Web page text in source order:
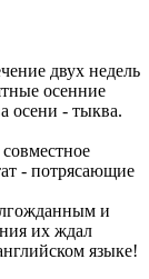
двух недель
осенние
осени - тыква.
- потрясающие
и
их ждал
языке!